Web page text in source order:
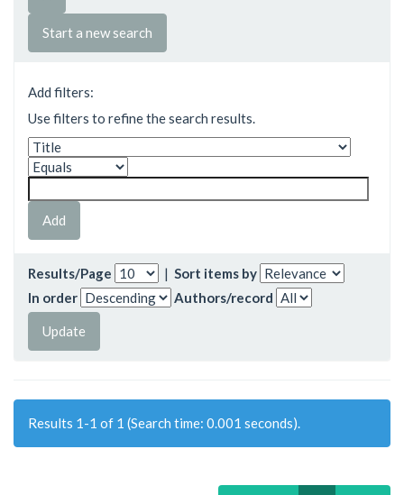
Start a new search
Add filters:
Use filters to refine the search results.
Results/Page | Sort items by
In order
Authors/record
Results 1-1 of 1 (Search time: 0.001 seconds).